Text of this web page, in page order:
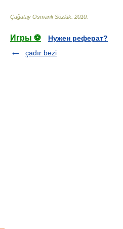
Çağatay Osmanlı Sözlük 2010
Игры ⚽
Нужен реферат?
çadır bezi